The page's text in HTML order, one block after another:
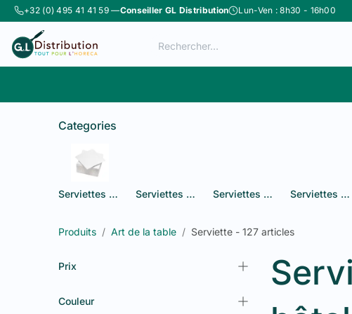
Se rendre au contenu
+32 (0) 495 41 41 59 —Conseiller GL Distribution Lun-Ven : 8h30 - 16h00
Categories
Serviettes 1 pli Serviettes Airlaid blanches Serviettes Airlaid couleurs Serviettes Airlaid pliage 1/8
Produits Art de la table Serviette- 127 articles
Prix
Couleur